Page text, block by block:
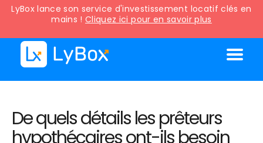
LyBox lance son service d'investissement locatif clés en
mains ! Cliquez ici pour en savoir plus
De quels détails les prêteurs
hypothécaires ont-ils besoin